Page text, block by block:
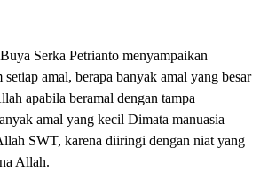
Serka Petrianto menyampaikan
setiap amal, berapa banyak amal yang besar
apabila beramal dengan tampa
amal yang kecil Dimata manuasia
SWT, karena diiringi dengan niat yang
Allah.